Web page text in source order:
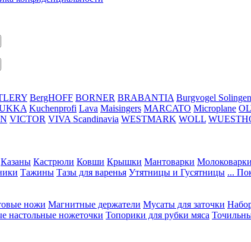
BergHOFF BORNER BRABANTIA Burgvogel Solingen
Kuchenprofi Lava Maisingers MARCATO Microplane
VICTOR VIVA Scandinavia WESTMARK WOLL
Казаны Кастрюли Ковши Крышки Мантоварки Молоковарки
Тажины Тазы для варенья Утятницы и Гусятницы ...
ножи Магнитные держатели Мусаты для заточки
настольные ножеточки Топорики для рубки мяса